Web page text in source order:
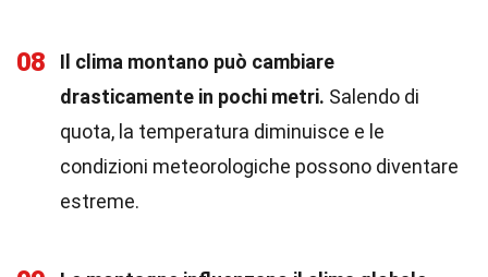
08
Il clima montano può cambiare
drasticamente in pochi metri. Salendo di
quota, la temperatura diminuisce e le
condizioni meteorologiche possono diventare
estreme.